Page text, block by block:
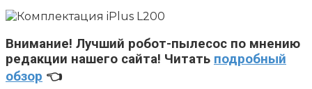
Внимание! Лучший робот-пылесос по мнению
редакции нашего сайта! Читать подробный
обзор 👈